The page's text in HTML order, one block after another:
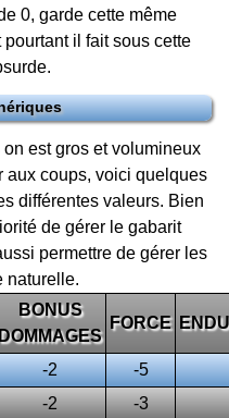
0, garde cette même
il fait sous cette
est gros et volumineux
aux coups, voici quelques
différentes valeurs. Bien
de gérer le gabarit
permettre de gérer les
naturelle.
BONUS
DOMMAGES
FORCE
-2
-5
-2
-3